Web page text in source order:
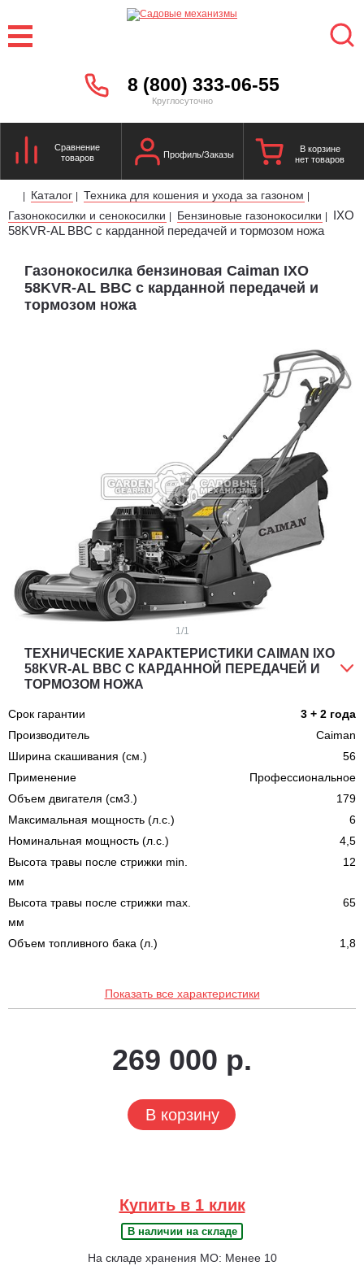
8 (800) 333-06-55
Круглосуточно
Сравнение
товаров
Профиль/Заказы
В корзине
нет товаров
| Каталог | Техника для кошения и ухода за газоном |
Газонокосилки и сенокосилки | Бензиновые газонокосилки |
IXO
58KVR-AL BBC с карданной передачей и тормозом ножа
Газонокосилка бензиновая Caiman IXO
58KVR-AL BBC с карданной передачей и
тормозом ножа
1 /1
ТЕХНИЧЕСКИЕ ХАРАКТЕРИСТИКИ CAIMAN IXO
58KVR-AL BBC С КАРДАННОЙ ПЕРЕДАЧЕЙ И
ТОРМОЗОМ НОЖА
Срок гарантии
3 + 2 года
Производитель
Caiman
Ширина скашивания (см.)
56
Применение
Профессиональное
Объем двигателя (см3.)
179
Максимальная мощность (л.с.)
6
Номинальная мощность (л.с.)
4,5
Высота травы после стрижки min.
мм
12
Высота травы после стрижки max.
мм
65
Объем топливного бака (л.) 1,8
Показать все характеристики
269 000 р.
В корзину
Купить в 1 клик
В наличии на складе
На складе хранения МО: Менее 10